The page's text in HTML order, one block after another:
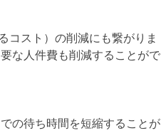
コスト）の削減にも繋がりま
な人件費も削減することがで
の待ち時間を短縮することが